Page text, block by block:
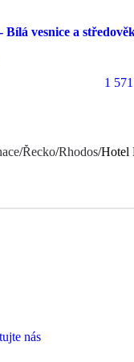
Bílá vesnice a
1
/Řecko/Rhodos/Hotel
nás